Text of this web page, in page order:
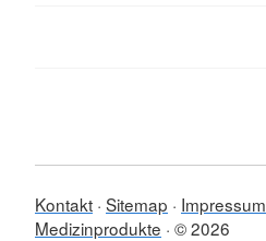
Kontakt Sitemap Impressum
Medizinprodukte © 2026